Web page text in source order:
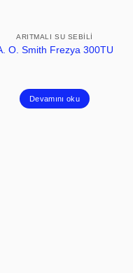
ARITMALI SU SEBILI
O. Smith Frezya 300TU
Devamını oku